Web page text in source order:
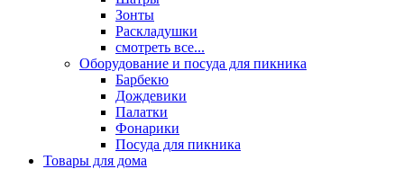
Зонты
Раскладушки
смотреть все...
Оборудование и посуда для пикника
Барбекю
Дождевики
Палатки
Фонарики
Посуда для пикника
Товары для дома